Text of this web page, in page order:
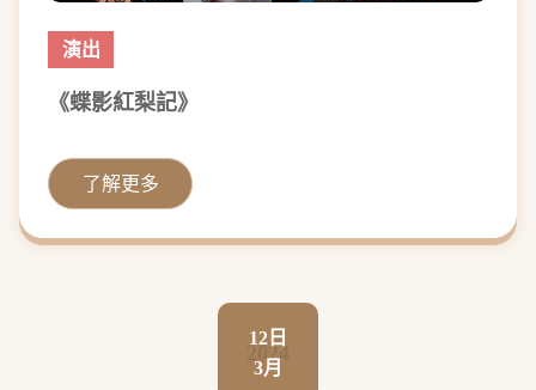
演出
《蝶影紅梨記》
了解更多
2024
12日
3月